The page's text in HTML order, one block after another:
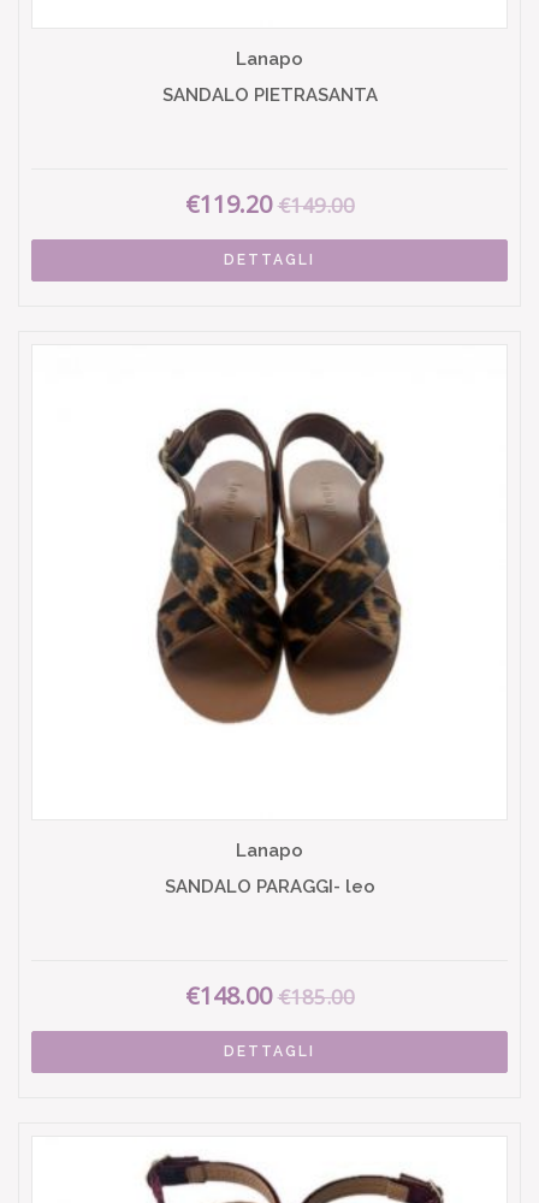
Lanapo
SANDALO PIETRASANTA
€119.20 €149.00
DETTAGLI
Lanapo
SANDALO PARAGGI- leo
€148.00 €185.00
DETTAGLI